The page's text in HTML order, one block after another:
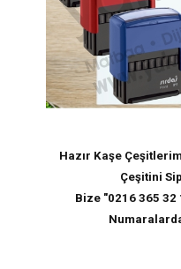
Hazır Kaşe
Çeşitini
Bize "0216 365 32